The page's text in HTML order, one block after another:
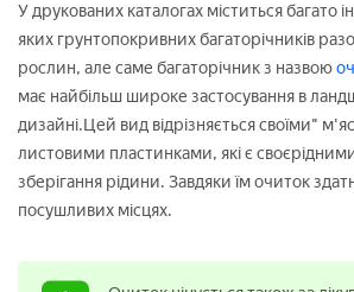
У друкованих каталогах міститься багато
яких грунтопокривних багаторічників
рослин, але саме багаторічник з назвою
має найбільш широке застосування в
дизайні.Цей вид відрізняється своїми"
листовими пластинками, які є
зберігання рідини. Завдяки їм очиток
посушливих місцях.